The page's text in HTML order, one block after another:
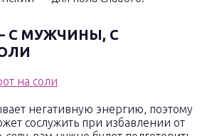
С МУЖЧИНЫ, С
негативную энергию, поэтому
сослужить при избавлении от